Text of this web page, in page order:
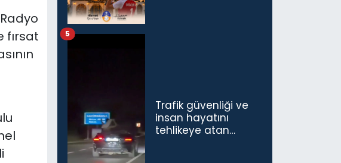
fırsat
Trafik güvenliği ve
insan hayatını
tehlikeye atan
5